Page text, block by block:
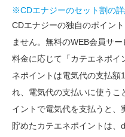
※CDエナジーのセット割の
CDエナジーの独自のポイン
ません。無料のWEB会員サ
料金に応じて「カテエネポイ
ネポイントは電気代の支払額
れ、電気代の支払いに使うこ
イントで電気代を支払うと、
貯めたカテエネポイントは、